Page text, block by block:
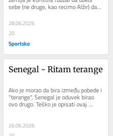
sebe (ne druge, kao recimo Alžir) da
je zaista država. Ako govorimo o
Južnoj...
28.06.2026
20
Sportske
Senegal - Ritam terange
Ako je morao da bira između pobede i
"terange", Senegal je oduvek birao
ovo drugo. Teško je opisati ovaj
pojam, suviše je iznijansiran da...
26.06.2026